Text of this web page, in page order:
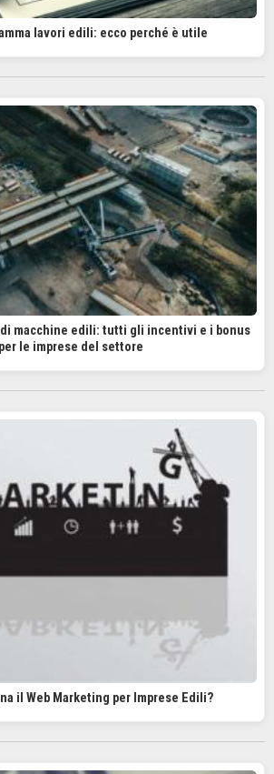
lavori edili: ecco perché è utile
macchine edili: tutti gli incentivi e i bonus
per le imprese del settore
il Web Marketing per Imprese Edili?